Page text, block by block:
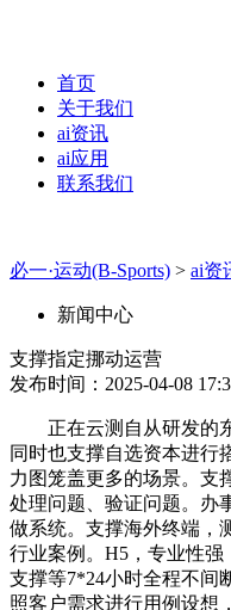
首页
关于我们
ai资讯
ai应用
联系我们
必一·运动(B-Sports) > ai资
新闻中心
支撑指定挪动运营
发布时间：2025-04-08
正在云测自从研发的东
同时也支撑自选资本进行
力图笼盖更多的场景。支
处理问题、验证问题。办
做系统。支撑海外终端，
行业案例。H5，专业性
支撑等7*24小时全程不间
照客户需求进行用例设想